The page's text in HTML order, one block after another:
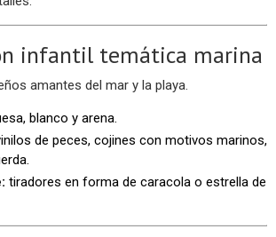
infantil temática marina
amantes del mar y la playa.
blanco y arena.
de peces, cojines con motivos marinos,
tiradores en forma de caracola o estrella de